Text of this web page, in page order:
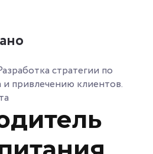
стратегии по
привлечению клиентов.